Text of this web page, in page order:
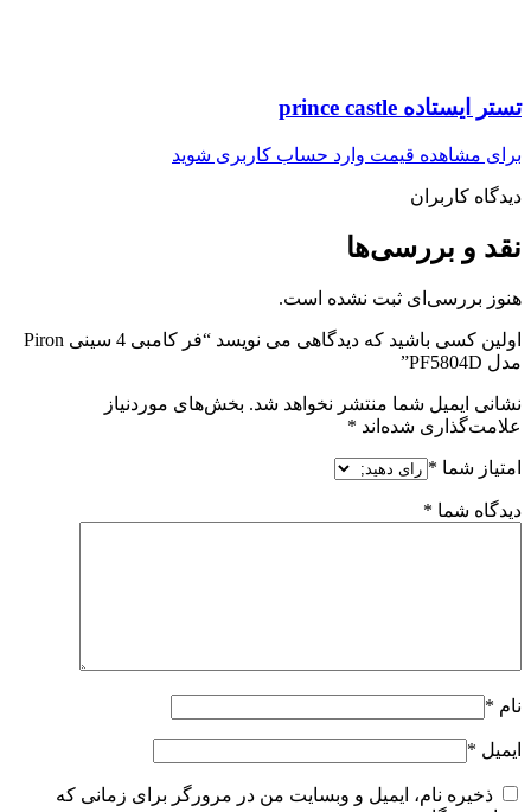
تستر ایستاده prince castle
برای مشاهده قیمت وارد حساب کاربری شوید
دیدگاه کاربران
نقد و بررسی‌ها
هنوز بررسی‌ای ثبت نشده است.
اولین کسی باشید که دیدگاهی می نویسد “فر کامبی 4 سینی Piron
مدل PF5804D”
نشانی ایمیل شما منتشر نخواهد شد. بخش‌های موردنیاز
علامت‌گذاری شده‌اند *
امتیاز شما *
دیدگاه شما *
نام *
ایمیل *
ذخیره نام، ایمیل و وبسایت من در مرورگر برای زمانی که